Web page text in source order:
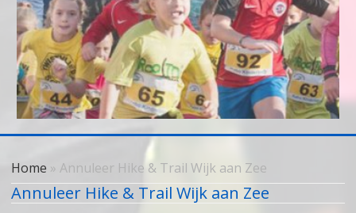
content
Home » Annuleer Hike & Trail Wijk aan Zee
Annuleer Hike & Trail Wijk aan Zee